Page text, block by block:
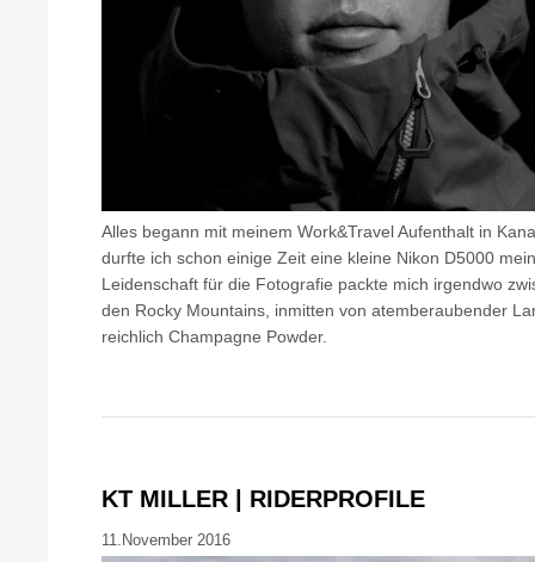
Alles begann mit meinem Work&Travel Aufenthalt in
durfte ich schon einige Zeit eine kleine Nikon D5000
Leidenschaft für die Fotografie packte mich irgendwo
den Rocky Mountains, inmitten von atemberaubender
reichlich Champagne Powder.
KT MILLER | RIDERPROFILE
11.November 2016